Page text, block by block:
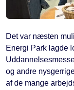
Det var næsten
Energi Park lagde
og andre
af de mange